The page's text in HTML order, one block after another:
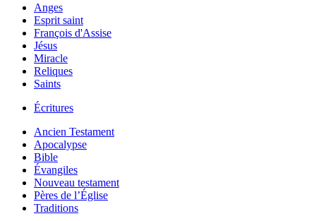
Anges
Esprit saint
François d'Assise
Jésus
Miracle
Reliques
Saints
Écritures
Ancien Testament
Apocalypse
Bible
Évangiles
Nouveau testament
Pères de l’Église
Traditions